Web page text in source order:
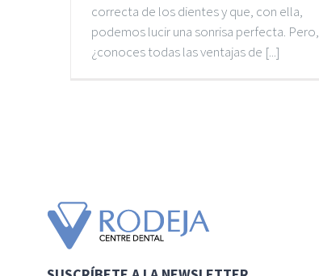
correcta de los dientes y que, con ella,
podemos lucir una sonrisa perfecta. Pero,
¿conoces todas las ventajas de [...]